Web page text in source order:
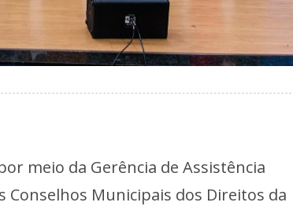
meio da Gerência de Assistência
Conselhos Municipais dos Direitos da